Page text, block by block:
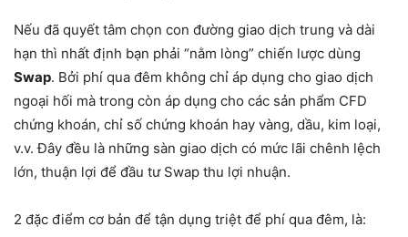
Nếu đã quyết tâm chọn con đường giao dịch trung và dài
hạn thì nhất định bạn phải “nằm lòng” chiến lược dùng
Swap. Bởi phí qua đêm không chỉ áp dụng cho giao dịch
ngoại hối mà trong còn áp dụng cho các sản phẩm CFD
chứng khoán, chỉ số chứng khoán hay vàng, dầu, kim loại,
v.v. Đây đều là những sàn giao dịch có mức lãi chênh lệch
lớn, thuận lợi để đầu tư Swap thu lợi nhuận.
2 đặc điểm cơ bản để tận dụng triệt để phí qua đêm, là: